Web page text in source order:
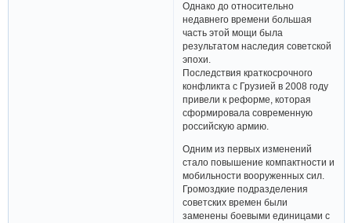
Однако до относительно
недавнего времени большая
часть этой мощи была
результатом наследия советской
эпохи.
Последствия краткосрочного
конфликта с Грузией в 2008 году
привели к реформе, которая
сформировала современную
российскую армию.
Одним из первых изменений
стало повышение компактности и
мобильности вооруженных сил.
Громоздкие подразделения
советских времен были
заменены боевыми единицами с